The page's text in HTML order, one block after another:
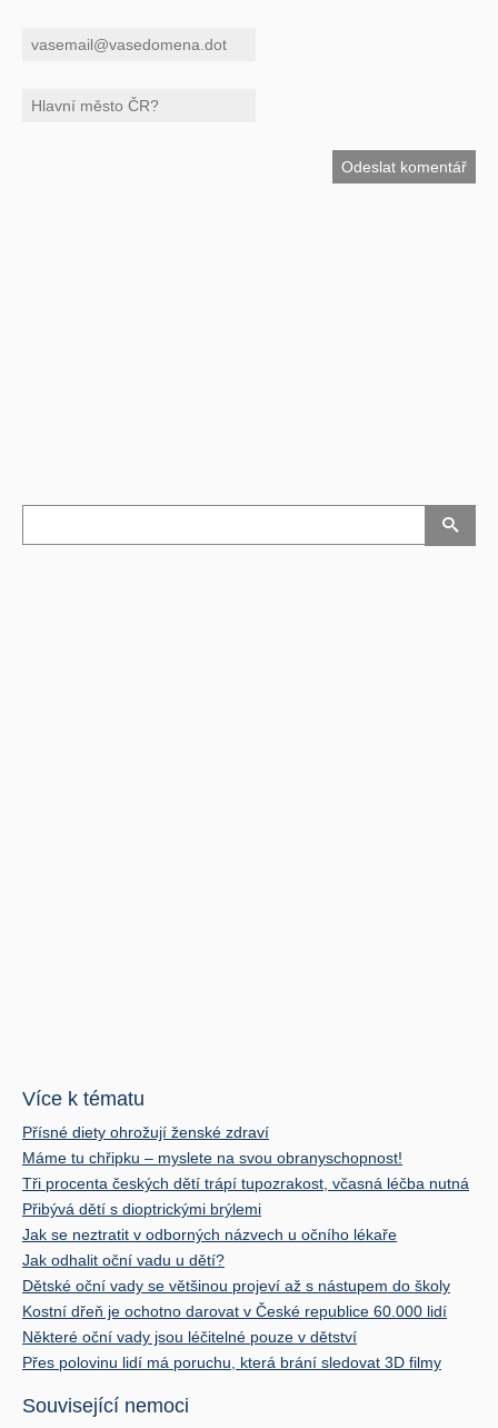
Více k tématu
Přísné diety ohrožují ženské zdraví
Máme tu chřipku – myslete na svou obranyschopnost!
Tři procenta českých dětí trápí tupozrakost, včasná léčba nutná
Přibývá dětí s dioptrickými brýlemi
Jak se neztratit v odborných názvech u očního lékaře
Jak odhalit oční vadu u dětí?
Dětské oční vady se většinou projeví až s nástupem do školy
Kostní dřeň je ochotno darovat v České republice 60.000 lidí
Některé oční vady jsou léčitelné pouze v dětství
Přes polovinu lidí má poruchu, která brání sledovat 3D filmy
Související nemoci